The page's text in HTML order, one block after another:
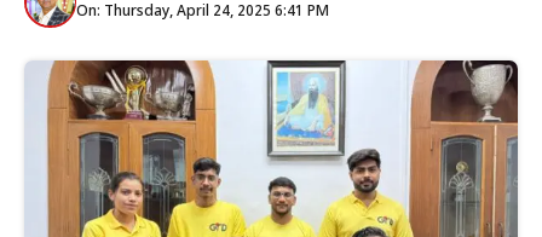
On: Thursday, April 24, 2025 6:41 PM